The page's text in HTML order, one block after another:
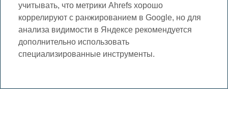
учитывать, что метрики Ahrefs хорошо
коррелируют с ранжированием в Google, но для
анализа видимости в Яндексе рекомендуется
дополнительно использовать
специализированные инструменты.